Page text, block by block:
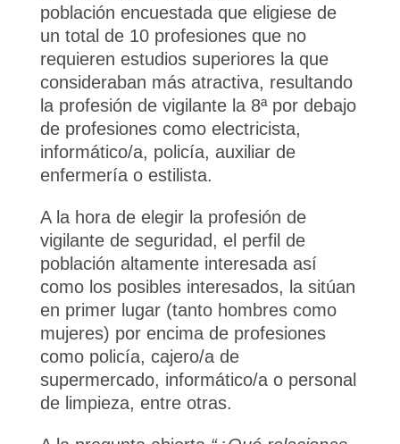
población encuestada que eligiese de
un total de 10 profesiones que no
requieren estudios superiores la que
consideraban más atractiva, resultando
la profesión de vigilante la 8ª por debajo
de profesiones como electricista,
informático/a, policía, auxiliar de
enfermería o estilista.
A la hora de elegir la profesión de
vigilante de seguridad, el perfil de
población altamente interesada así
como los posibles interesados, la sitúan
en primer lugar (tanto hombres como
mujeres) por encima de profesiones
como policía, cajero/a de
supermercado, informático/a o personal
de limpieza, entre otras.